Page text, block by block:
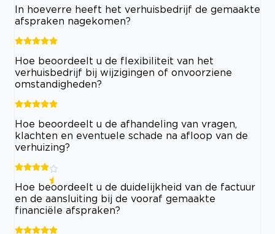
In hoeverre heeft het verhuisbedrijf de gemaakte
afspraken nagekomen?
Hoe beoordeelt u de flexibiliteit van het
verhuisbedrijf bij wijzigingen of onvoorziene
omstandigheden?
Hoe beoordeelt u de afhandeling van vragen,
klachten en eventuele schade na afloop van de
verhuizing?
Hoe beoordeelt u de duidelijkheid van de factuur
en de aansluiting bij de vooraf gemaakte
financiële afspraken?